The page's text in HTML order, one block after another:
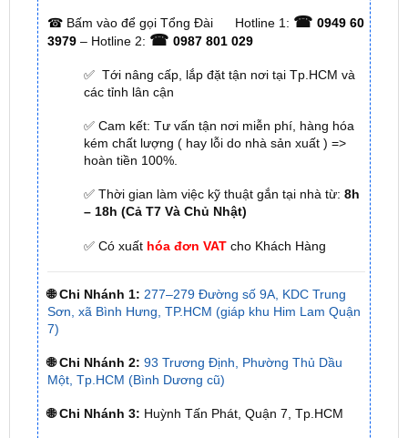
☎Bấm vào để gọi Tổng Đài Hotline 1: ☎ 0949 60
3979 – Hotline 2: ☎ 0987 801 029
✅ Tới nâng cấp, lắp đặt tận nơi tại Tp.HCM và
các tỉnh lân cận
✅ Cam kết: Tư vấn tận nơi miễn phí, hàng hóa
kém chất lượng ( hay lỗi do nhà sản xuất ) =>
hoàn tiền 100%.
✅ Thời gian làm việc kỹ thuật gắn tại nhà từ: 8h
– 18h (Cả T7 Và Chủ Nhật)
✅ Có xuất hóa đơn VATcho Khách Hàng
🌐 Chi Nhánh 1: 277–279 Đường số 9A, KDC Trung
Sơn, xã Bình Hưng, TP.HCM (giáp khu Him Lam Quận
7)
🌐 Chi Nhánh 2: 93 Trương Định, Phường Thủ Dầu
Một, Tp.HCM (Bình Dương cũ)
🌐 Chi Nhánh 3: Huỳnh Tấn Phát, Quận 7, Tp.HCM